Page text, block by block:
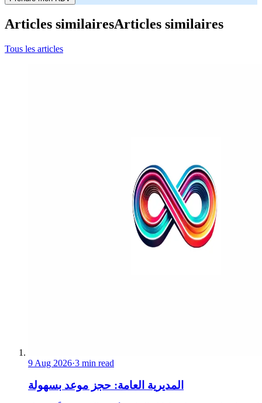
Articles similairesArticles similaires
Tous les articles
9 Aug 2026·3 min read
المديرية العامة: حجز موعد بسهولة